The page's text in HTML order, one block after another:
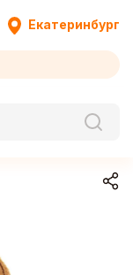
Екатеринбург